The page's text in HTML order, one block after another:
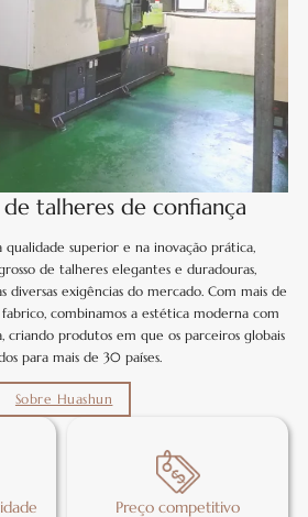
talheres de confiança
superior e na inovação prática,
de talheres elegantes e duradouras,
diversas exigências do mercado. Com mais de
combinamos a estética moderna com
criando produtos em que os parceiros globais
para mais de 30 países.
Sobre Huashun
Preço competitivo